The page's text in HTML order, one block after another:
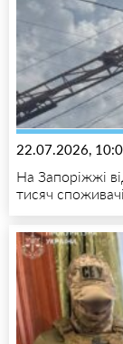
22.07.2026,
На Запоріжжі
тисяч